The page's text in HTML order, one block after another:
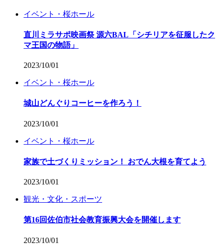
イベント・桜ホール
直川ミラサポ映画祭 源六BAL「シチリアを征服したク
マ王国の物語」
2023/10/01
イベント・桜ホール
城山どんぐりコーヒーを作ろう！
2023/10/01
イベント・桜ホール
家族で土づくりミッション！ おでん大根を育てよう
2023/10/01
観光・文化・スポーツ
第16回佐伯市社会教育振興大会を開催します
2023/10/01